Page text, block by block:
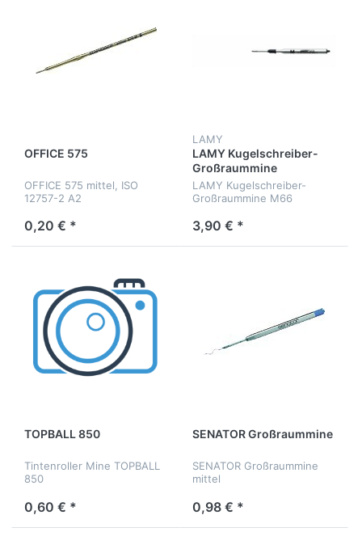
OFFICE 575
OFFICE 575 mittel, ISO
12757-2 A2
0,20 € *
LAMY
LAMY Kugelschreiber-
Großraummine
LAMY Kugelschreiber-
Großraummine M66
3,90 € *
TOPBALL 850
Tintenroller Mine TOPBALL
850
0,60 € *
SENATOR Großraummine
SENATOR Großraummine
mittel
0,98 € *